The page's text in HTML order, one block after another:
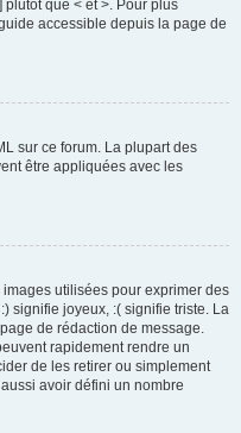
plutôt que < et >. Pour plus
accessible depuis la page de
sur ce forum. La plupart des
être appliquées avec les
utilisées pour exprimer des
signifie joyeux, :( signifie triste. La
de rédaction de message.
rapidement rendre un
de les retirer ou simplement
avoir défini un nombre